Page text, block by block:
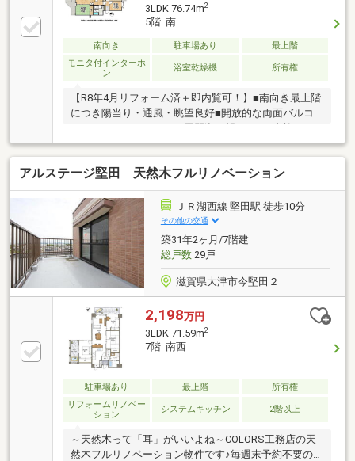
3LDK 76.74m2
5階 南
南向き 駐車場あり
最上階
モニタ付インターホ
ン
浴室乾燥機 所有権
【R8年4月リフォーム済＋即内覧可！】■南向き最上階
につき陽当り・通風・眺望良好■開放的な両面バルコ
ニー！バルコニーからは琵琶湖が望めます■家族がゆ
ったり過ごせる16帖超のLDK
アルステージ堅田 天然木フルリノベーション
ＪＲ湖西線 堅田駅 徒歩10分
その他の交通
築31年2ヶ月/7階建
総戸数29戸
滋賀県大津市今堅田２
2,198万円
3LDK 71.59m2
7階 南西
駐車場あり 最上階
所有権
リフォームリノベー
ション
システムキッチン 2階以上
～天然木って「耳」がいいよね～COLORS工務店の天
然木フルリノベーション物件です♪毎週末予約不要の